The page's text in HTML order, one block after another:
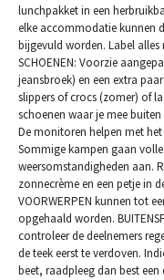
lunchpakket in een
elke accommodatie kunnen
bijgevuld worden. Label alles
SCHOENEN: Voorzie
jeansbroek) en een extra
slippers of crocs (zomer) of
schoenen waar je mee
De monitoren helpen met
Sommige kampen gaan
weersomstandigheden aan.
zonnecrème en een petje in
VOORWERPEN kunnen tot
opgehaald worden.
controleer de deelnemers
de teek eerst te verdoven.
beet, raadpleeg dan best een